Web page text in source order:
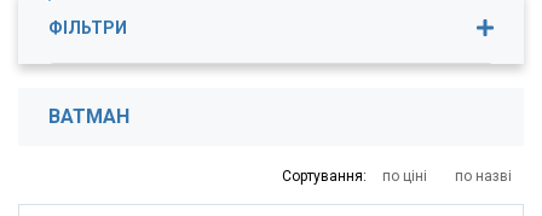
ФІЛЬТРИ
ВАТМАН
Сортування: по ціні по назві